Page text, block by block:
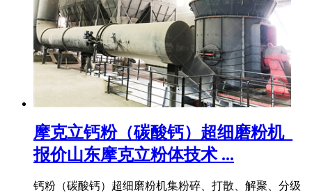
摩克立钙粉（碳酸钙）超细磨粉机_
报价山东摩克立粉体技术 ...
钙粉（碳酸钙）超细磨粉机集粉碎、打散、解聚、分级